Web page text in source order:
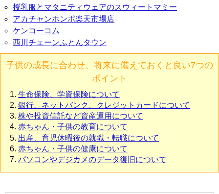
授乳服とマタニティウェアのスウィートマミー
アカチャンホンポ楽天市場店
ケンコーコム
西川チェーンふとんタウン
子供の成長に合わせ、将来に備えておくと良い7つの
ポイント
生命保険、学資保険について
銀行、ネットバンク、クレジットカードについて
株や投資信託など資産運用について
赤ちゃん・子供の教育について
出産、育児休暇後の就職・転職について
赤ちゃん・子供の健康について
パソコンやデジカメのデータ復旧について